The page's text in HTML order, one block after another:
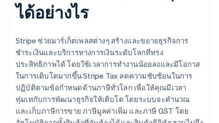
ได้อย่างไร
Stripe ช่วยมาร์เก็ตเพลสต่างๆ สร้างและขยายธุรกิจการ
ชำระเงินและบริการทางการเงินระดับโลกที่ทรง
ประสิทธิภาพได้ โดยใช้เวลาการทำงานน้อยลงและมีโอกาส
ในการเติบโตมากขึ้น Stripe Tax ลดความซับซ้อนในการ
ปฏิบัติตามข้อกำหนดด้านภาษีทั่วโลก เพื่อให้คุณมีเวลา
ทุ่มเทกับการพัฒนาธุรกิจให้เติบโต โดยระบบจะคำนวณ
และเก็บภาษีการขาย ภาษีมูลค่าเพิ่ม และภาษี GST โดย